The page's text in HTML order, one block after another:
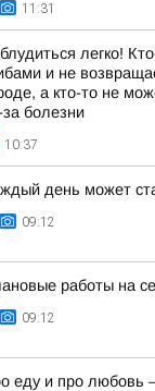
11:31
легко!
и не
а кто-то не
за болезни
10:37
день может
09:12
работы на
09:12
еду и про любовь